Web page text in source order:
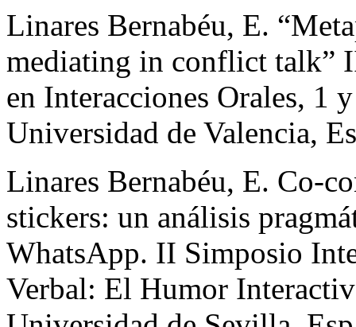
Linares Bernabéu, E.
mediating in conflict talk”
en Interacciones Orales, 1
Universidad de Valencia,
Linares Bernabéu, E. Co-
stickers: un análisis
WhatsApp. II Simposio
Verbal: El Humor